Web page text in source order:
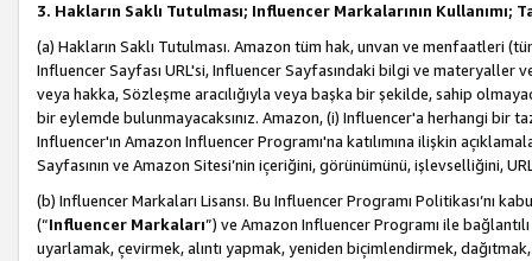
3. Hakların Saklı Tutulması; Influencer Markalarının Kullanımı;
(a) Hakların Saklı Tutulması. Amazon tüm hak, unvan ve menfaatleri
Influencer Sayfası URL'si, Influencer Sayfasındaki bilgi ve materyaller
veya hakka, Sözleşme aracılığıyla veya başka bir şekilde, sahip
bir eylemde bulunmayacaksınız. Amazon, (i) Influencer'a herhangi bir
Influencer'ın Amazon Influencer Programı'na katılımına ilişkin
Sayfasının ve Amazon Sitesi’nin içeriğini, görünümünü, işlevselliğini,
(b) Influencer Markaları Lisansı. Bu Influencer Programı Politikası’nı
(“Influencer Markaları”) ve Amazon Influencer Programı ile
uyarlamak, çevirmek, alıntı yapmak, yeniden biçimlendirmek,